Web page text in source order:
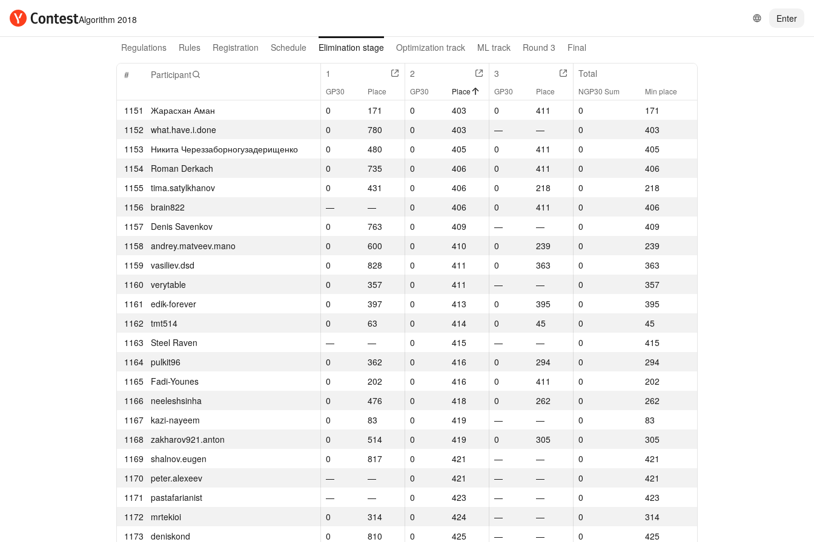
Algorithm 2018 Enter
Regulations Rules Registration Schedule Elimination stage Optimization track ML track Round 3 Final
# Participant 1 2 3 Total
GP30 Place GP30 Place GP30 Place NGP30 Sum Min place
1151 Жарасхан Аман 0 171 0 403 0 411 0
171
1152
what.have.i.done 0 780 0 403 — — 0
403
1153
Никита Череззаборногузадерищенко 0 480 0 405 0 411 0
405
1154
Roman Derkach 0 735 0 406 0 411 0
406
1155 tima.satylkhanov 0 431 0 406 0 218 0
218
1156
brain822 — — 0 406 0 411 0
406
1157
Denis Savenkov 0 763 0 409 — — 0
409
1158
andrey.matveev.mano 0 600 0 410 0 239 0
239
1159
vasiliev.dsd 0 828 0 411 0 363 0
363
1160
verytable 0 357 0 411 — — 0
357
1161
edik-forever 0 397 0 413 0 395 0
395
1162
tmt514 0 63 0 414 0 45 0
45
1163
Steel Raven — — 0 415 — — 0
415
1164 pulkit96 0 362 0 416 0 294 0
294
1165
Fadi-Younes 0 202 0 416 0 411 0
202
1166
neeleshsinha 0 476 0 418 0 262 0
262
1167 kazi-nayeem 0 83 0 419 — — 0
83
1168
zakharov921.anton 0 514 0 419 0 305 0
305
1169
shalnov.eugen 0 817 0 421 — — 0
421
1170
peter.alexeev — — 0 421 — — 0
421
1171
pastafarianist — — 0 423 — — 0
423
1172
mrtekioi 0 314 0 424 — — 0
314
1173
deniskond 0 810 0 425 — — 0 425
# Participant 1 2 3 Total
GP30 Place GP30 Place GP30 Place NGP30 Sum Min place